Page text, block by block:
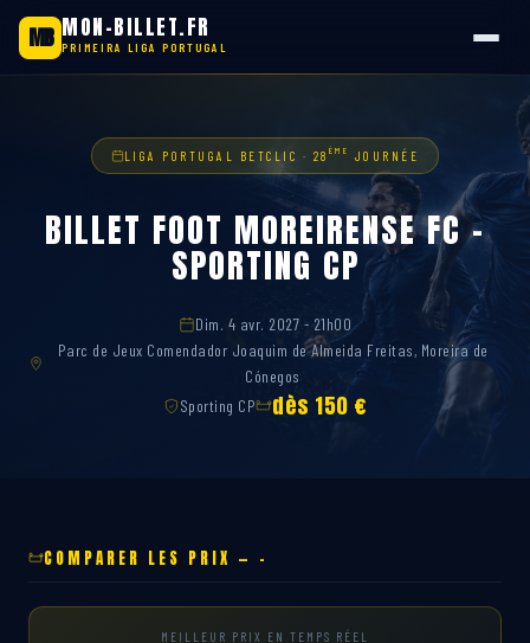
MB MON-BILLET.FR
PRIMEIRA LIGA PORTUGAL
LIGA PORTUGAL BETCLIC · 28 ÈME JOURNÉE
BILLET FOOT MOREIRENSE FC –
SPORTING CP
Dim. 4 avr. 2027 - 21h00
Parc de Jeux Comendador Joaquim de Almeida Freitas, Moreira de
Cónegos
Sporting CP
dès 150 €
COMPARER LES PRIX — -
MEILLEUR PRIX EN TEMPS RÉEL